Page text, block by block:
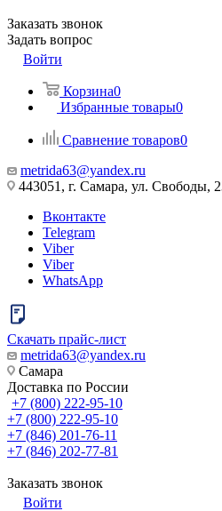
Заказать звонок
Задать вопрос
Войти
Корзина0
Избранные товары0
Сравнение товаров0
metrida63@yandex.ru
443051, г. Самара, ул. Свободы,
Вконтакте
Telegram
Viber
Viber
WhatsApp
Скачать прайс-лист
metrida63@yandex.ru
Самара
Доставка по России
+7 (800) 222-95-10
+7 (800) 222-95-10
+7 (846) 201-76-11
+7 (846) 202-77-81
Заказать звонок
Войти